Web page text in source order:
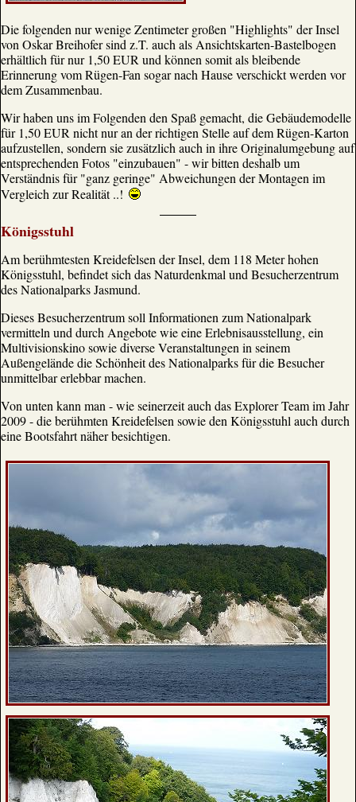
Die folgenden nur wenige Zentimeter großen "Highlights" der Insel
von Oskar Breihofer sind z.T. auch als Ansichtskarten-Bastelbogen
erhältlich für nur 1,50 EUR und können somit als bleibende
Erinnerung vom Rügen-Fan sogar nach Hause verschickt werden vor
dem Zusammenbau.
Wir haben uns im Folgenden den Spaß gemacht, die Gebäudemodelle
für 1,50 EUR nicht nur an der richtigen Stelle auf dem Rügen-Karton
aufzustellen, sondern sie zusätzlich auch in ihre Originalumgebung auf
entsprechenden Fotos "einzubauen" - wir bitten deshalb um
Verständnis für "ganz geringe" Abweichungen der Montagen im
Vergleich zur Realität ..!
Königsstuhl
Am berühmtesten Kreidefelsen der Insel, dem 118 Meter hohen
Königsstuhl, befindet sich das Naturdenkmal und Besucherzentrum
des Nationalparks Jasmund.
Dieses Besucherzentrum soll Informationen zum Nationalpark
vermitteln und durch Angebote wie eine Erlebnisausstellung, ein
Multivisionskino sowie diverse Veranstaltungen in seinem
Außengelände die Schönheit des Nationalparks für die Besucher
unmittelbar erlebbar machen.
Von unten kann man - wie seinerzeit auch das Explorer Team im Jahr
2009 - die berühmten Kreidefelsen sowie den Königsstuhl auch durch
eine Bootsfahrt näher besichtigen.